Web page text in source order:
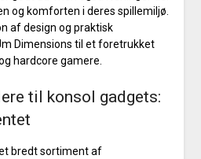
og komforten i deres spillemiljø.
af design og praktisk
Dimensions til et foretrukket
hardcore gamere.
til konsol gadgets:
bredt sortiment af